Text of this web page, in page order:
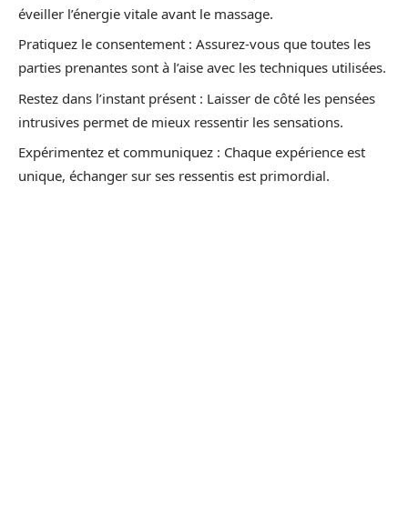
éveiller l’énergie vitale avant le massage.
Pratiquez le consentement : Assurez-vous que toutes les
parties prenantes sont à l’aise avec les techniques utilisées.
Restez dans l’instant présent : Laisser de côté les pensées
intrusives permet de mieux ressentir les sensations.
Expérimentez et communiquez : Chaque expérience est
unique, échanger sur ses ressentis est primordial.